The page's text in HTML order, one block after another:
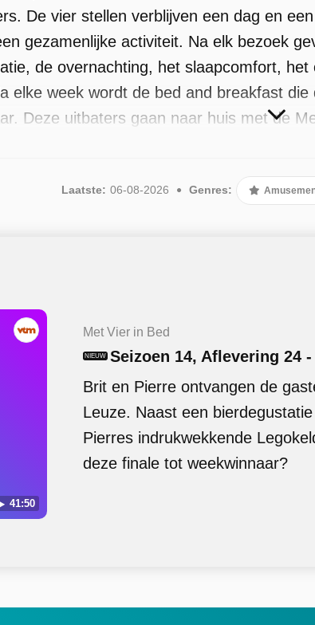
De vier stellen verblijven een dag en
gezamenlijke activiteit. Na elk bezoek
de overnachting, het slaapcomfort,
elke week wordt de bed and breakfast
Deze uitbaters gaan naar huis met de
Laatste: 06-08-2026 Genres:
41:50
Met Vier in Bed
NIEUW Seizoen 14, Aflevering 24
Brit en Pierre ontvangen de
Leuze. Naast een
Pierres indrukwekkende
deze finale tot weekwinnaar?